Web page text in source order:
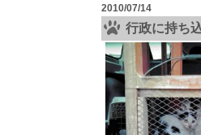
2010/07/14
行政に持ち